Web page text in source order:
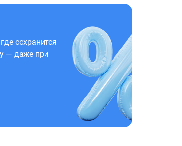
сохранится
— даже при